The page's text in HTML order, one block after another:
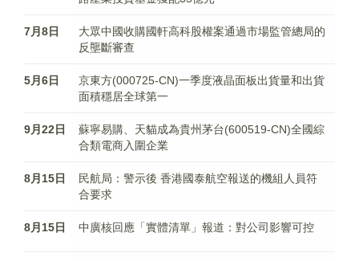
7月8日
大眾中國收購國軒高科股權案通過市場監管總局的
反壟斷審查
5月6日
京東方(000725-CN)一季度液晶面板出貨量和出貨
面積穩居全球第一
9月22日
蘇寧易購、天貓成為貴州茅台(600519-CN)全國綜
合類電商入圍企業
8月15日
民航局：警示後 香港國泰航空報送的機組人員符
合要求
8月15日 中廣核回應「實體清單」報道：對公司影響可控